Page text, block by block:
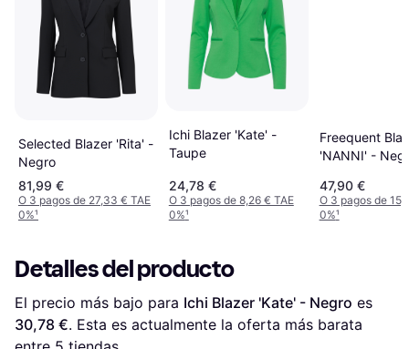
Selected Blazer 'Rita' -
Negro
81,99 €
O 3 pagos de 27,33 € TAE
0%¹
Ichi Blazer 'Kate' -
Taupe
24,78 €
O 3 pagos de 8,26 € TAE
0%¹
Freequent
'NANNI' -
47,90 €
O 3 pagos de
0%¹
Detalles del producto
El precio más bajo para Ichi Blazer 'Kate' - Negro
30,78 €. Esta es actualmente la oferta más barata